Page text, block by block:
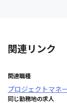
関連リンク
関連職種
プロジェクトマネ
同じ勤務地の求人